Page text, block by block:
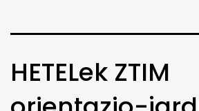
HETELek ZTIM